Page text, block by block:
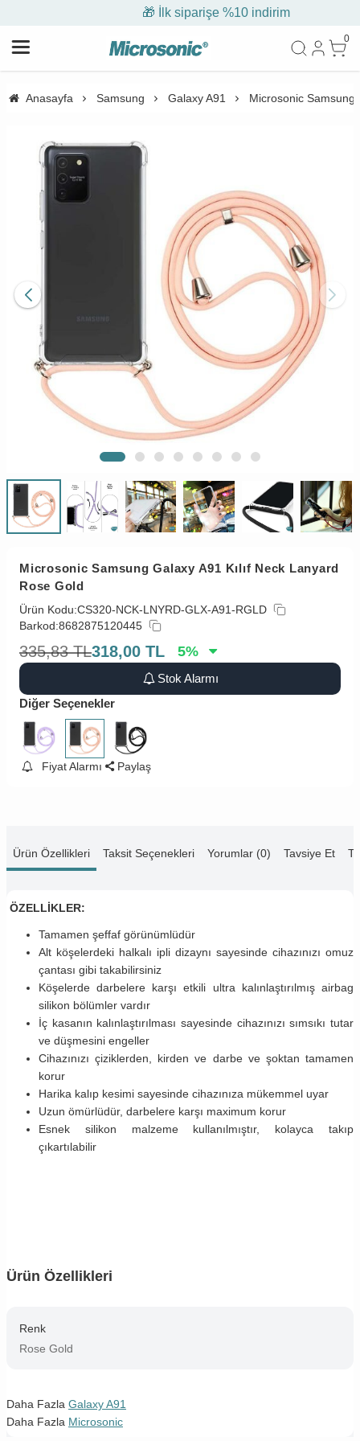
🎁 İlk siparişe %10 indirim
0
Anasayfa Samsung Galaxy A91 Microsonic Samsung
Microsonic Samsung Galaxy A91 Kılıf Neck Lanyard
Rose Gold
Ürün Kodu:CS320-NCK-LNYRD-GLX-A91-RGLD
Barkod:8682875120445
335,83 TL318,00 TL 5%
Stok Alarmı
Diğer Seçenekler
Fiyat Alarmı Paylaş
Ürün Özellikleri Taksit Seçenekleri Yorumlar (0) Tavsiye Et
ÖZELLİKLER:
Tamamen şeffaf görünümlüdür
Alt köşelerdeki halkalı ipli dizaynı sayesinde cihazınızı omuz
çantası gibi takabilirsiniz
Köşelerde darbelere karşı etkili ultra kalınlaştırılmış airbag
silikon bölümler vardır
İç kasanın kalınlaştırılması sayesinde cihazınızı sımsıkı tutar
ve düşmesini engeller
Cihazınızı çiziklerden, kirden ve darbe ve şoktan tamamen
korur
Harika kalıp kesimi sayesinde cihazınıza mükemmel uyar
Uzun ömürlüdür, darbelere karşı maximum korur
Esnek silikon malzeme kullanılmıştır, kolayca takıp
çıkartılabilir
Ürün Özellikleri
Renk
Rose Gold
Daha Fazla Galaxy A91
Daha Fazla Microsonic